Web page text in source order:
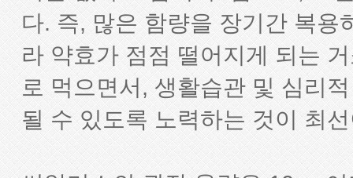
다. 즉, 많은 함량을 장기간 복용
라 약효가 점점 떨어지게 되는
로 먹으면서, 생활습관 및 심리
될 수 있도록 노력하는 것이 최